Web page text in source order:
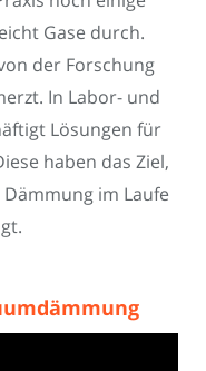
Gase durch.
der Forschung
In Labor- und
Lösungen für
haben das Ziel,
im Laufe